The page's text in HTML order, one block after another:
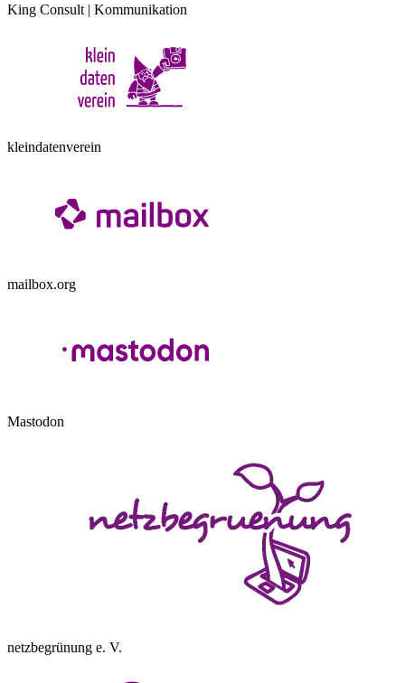
King Consult | Kommunikation
kleindatenverein
mailbox.org
Mastodon
netzbegrünung e. V.